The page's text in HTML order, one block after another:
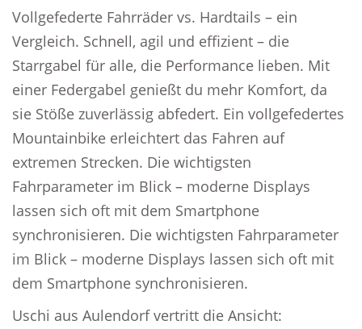
Vollgefederte Fahrräder vs. Hardtails – ein
Vergleich. Schnell, agil und effizient – die
Starrgabel für alle, die Performance lieben. Mit
einer Federgabel genießt du mehr Komfort, da
sie Stöße zuverlässig abfedert. Ein vollgefedertes
Mountainbike erleichtert das Fahren auf
extremen Strecken. Die wichtigsten
Fahrparameter im Blick – moderne Displays
lassen sich oft mit dem Smartphone
synchronisieren. Die wichtigsten Fahrparameter
im Blick – moderne Displays lassen sich oft mit
dem Smartphone synchronisieren.
Uschi aus Aulendorf vertritt die Ansicht: